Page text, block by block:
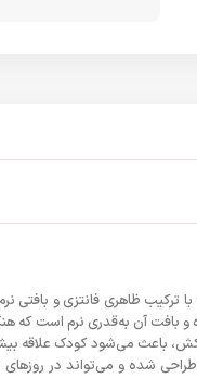
ظاهری فانتزی و بافتی
و بافت آن به‌قدری نرم است که
باعث می‌شود کودک علاقه
شده و می‌تواند در روزهای